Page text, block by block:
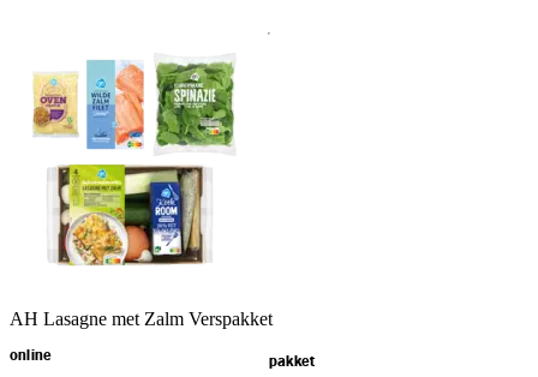
AH Lasagne met Zalm Verspakket
online pakket